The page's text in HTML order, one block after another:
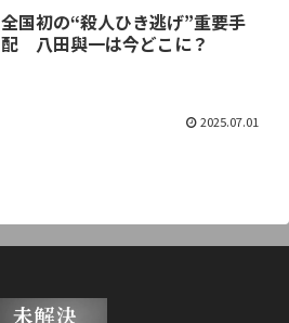
全国初の“殺人ひき逃げ”重要手
配 八田與一は今どこに？
2025.07.01